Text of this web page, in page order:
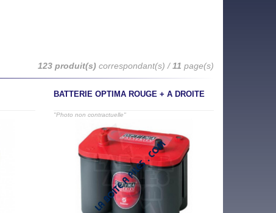
123 produit(s) correspondant(s) /11 page(s)
BATTERIE OPTIMA ROUGE + A DROITE
"Photo non contractuelle"